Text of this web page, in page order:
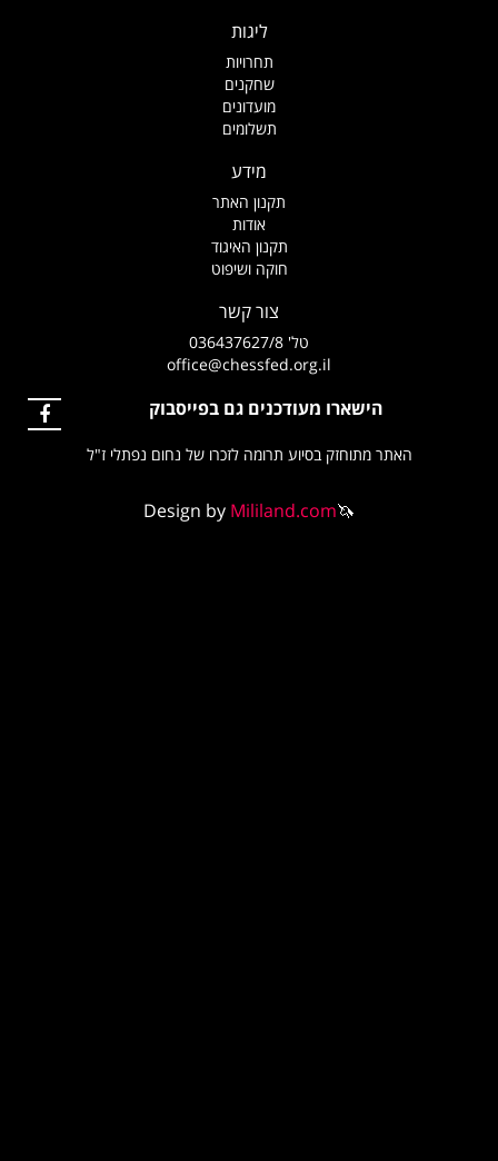
תחרויות
שחקנים
מועדונים
תשלומים
תקנון האתר
תקנון האיגוד
חוקה ושיפוט
צור קשר
office@chessfed.org.il
הישארו מעודכנים גם בפייסבוק
האתר מתוחזק בסיוע תרומה לזכרו של נחום נפתלי ז"ל
Design byMililand.com